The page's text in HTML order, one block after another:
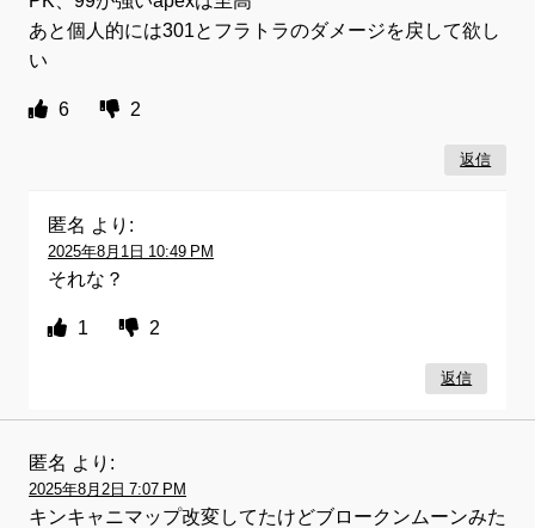
あと個人的には301とフラトラのダメージを戻して欲し
い
6 2
返信
匿名 より:
2025年8月1日 10:49 PM
それな？
1 2
返信
匿名 より:
2025年8月2日 7:07 PM
キンキャニマップ改変してたけどブロークンムーンみた